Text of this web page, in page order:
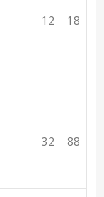
18
12
88
32